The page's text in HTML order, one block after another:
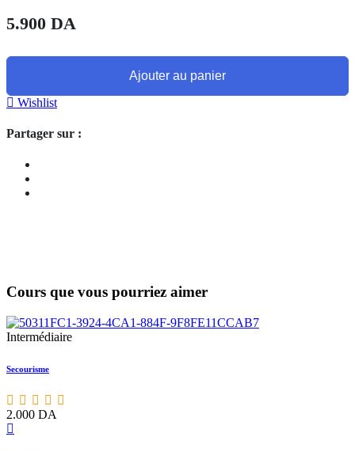
5.900 DA
Ajouter au panier
Wishlist
Partager sur :
Cours que vous pourriez aimer
Intermédiaire
Secourisme
2.000 DA